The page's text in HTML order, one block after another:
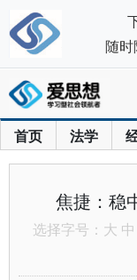
首页 法学
焦捷：稳
选择字号： 大 中
随